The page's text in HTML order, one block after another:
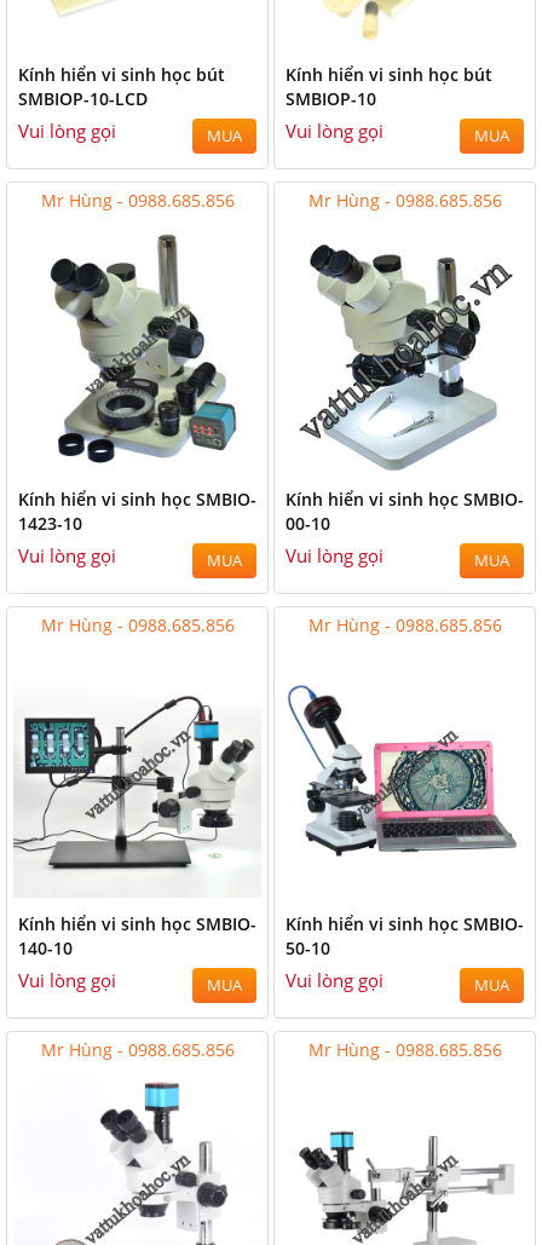
Kính hiển vi sinh học bút
SMBIOP-10-LCD
Vui lòng gọi MUA
Kính hiển vi sinh học bút
SMBIOP-10
Vui lòng gọi MUA
Mr Hùng - 0988.685.856
Kính hiển vi sinh học SMBIO-
1423-10
Vui lòng gọi MUA
Mr Hùng - 0988.685.856
Kính hiển vi sinh học SMBIO-
00-10
Vui lòng gọi MUA
Mr Hùng - 0988.685.856
Kính hiển vi sinh học SMBIO-
140-10
Vui lòng gọi MUA
Mr Hùng - 0988.685.856
Kính hiển vi sinh học SMBIO-
50-10
Vui lòng gọi MUA
Mr Hùng - 0988.685.856 Mr Hùng - 0988.685.856